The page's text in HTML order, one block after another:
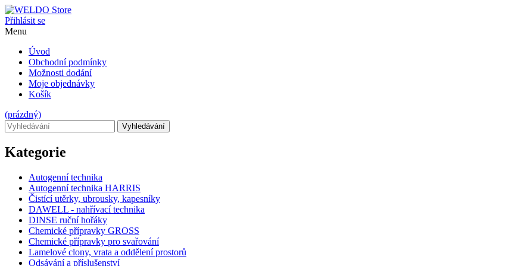
Přihlásit se
Menu
Úvod
Obchodní podmínky
Možnosti dodání
Moje objednávky
Košík
(prázdný)
Vyhledávání
Kategorie
Autogenní technika
Autogenní technika HARRIS
Čistící utěrky, ubrousky, kapesníky
DAWELL - nahřívací technika
DINSE ruční hořáky
Chemické přípravky GROSS
Chemické přípravky pro svařování
Lamelové clony, vrata a oddělení prostorů
Odsávání a příslušenství